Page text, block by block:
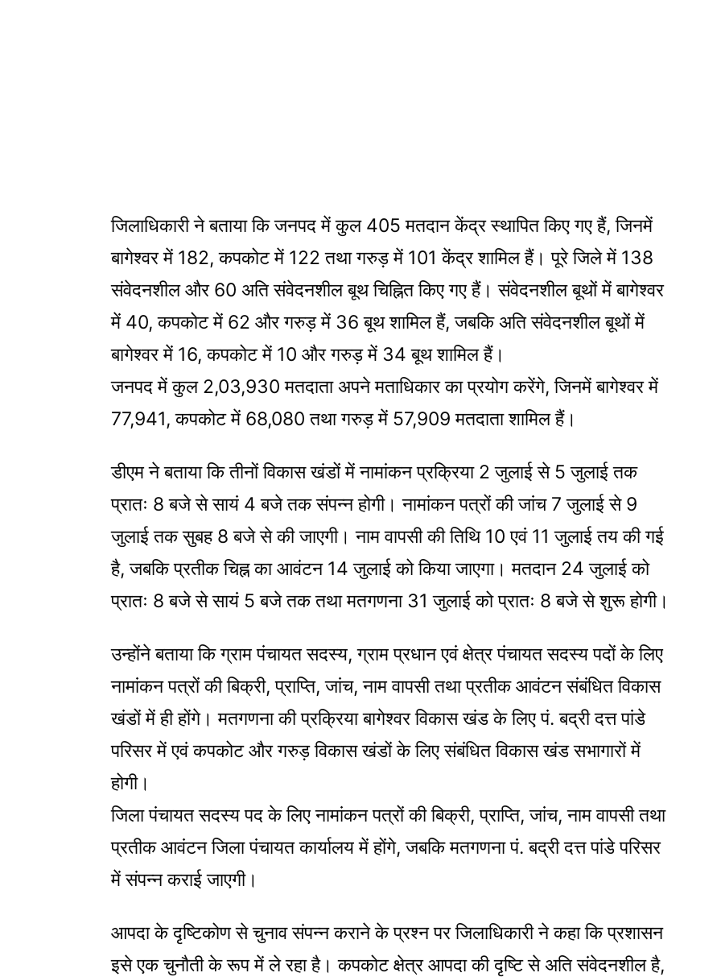
जिलाधिकारी ने बताया कि जनपद में कुल 405 मतदान केंद्र स्थापित किए गए हैं, जिनमें
बागेश्वर में 182, कपकोट में 122 तथा गरुड़ में 101 केंद्र शामिल हैं। पूरे जिले में 138
संवेदनशील और 60 अति संवेदनशील बूथ चिह्नित किए गए हैं। संवेदनशील बूथों में बागेश्वर
में 40, कपकोट में 62 और गरुड़ में 36 बूथ शामिल हैं, जबकि अति संवेदनशील बूथों में
बागेश्वर में 16, कपकोट में 10 और गरुड़ में 34 बूथ शामिल हैं।
जनपद में कुल 2,03,930 मतदाता अपने मताधिकार का प्रयोग करेंगे, जिनमें बागेश्वर में
77,941, कपकोट में 68,080 तथा गरुड़ में 57,909 मतदाता शामिल हैं।
डीएम ने बताया कि तीनों विकास खंडों में नामांकन प्रक्रिया 2 जुलाई से 5 जुलाई तक
प्रातः 8 बजे से सायं 4 बजे तक संपन्न होगी। नामांकन पत्रों की जांच 7 जुलाई से 9
जुलाई तक सुबह 8 बजे से की जाएगी। नाम वापसी की तिथि 10 एवं 11 जुलाई तय की गई
है, जबकि प्रतीक चिह्न का आवंटन 14 जुलाई को किया जाएगा। मतदान 24 जुलाई को
प्रातः 8 बजे से सायं 5 बजे तक तथा मतगणना 31 जुलाई को प्रातः 8 बजे से शुरू होगी।
उन्होंने बताया कि ग्राम पंचायत सदस्य, ग्राम प्रधान एवं क्षेत्र पंचायत सदस्य पदों के लिए
नामांकन पत्रों की बिक्री, प्राप्ति, जांच, नाम वापसी तथा प्रतीक आवंटन संबंधित विकास
खंडों में ही होंगे। मतगणना की प्रक्रिया बागेश्वर विकास खंड के लिए पं. बद्री दत्त पांडे
परिसर में एवं कपकोट और गरुड़ विकास खंडों के लिए संबंधित विकास खंड सभागारों में
होगी।
जिला पंचायत सदस्य पद के लिए नामांकन पत्रों की बिक्री, प्राप्ति, जांच, नाम वापसी तथा
प्रतीक आवंटन जिला पंचायत कार्यालय में होंगे, जबकि मतगणना पं. बद्री दत्त पांडे परिसर
में संपन्न कराई जाएगी।
आपदा के दृष्टिकोण से चुनाव संपन्न कराने के प्रश्न पर जिलाधिकारी ने कहा कि प्रशासन
इसे एक चुनौती के रूप में ले रहा है। कपकोट क्षेत्र आपदा की दृष्टि से अति संवेदनशील है,